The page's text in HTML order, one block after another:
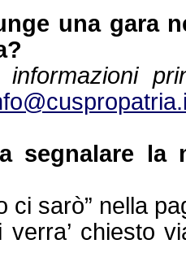
una gara
informazioni
segnalare la
ci sarò” nella
chiesto